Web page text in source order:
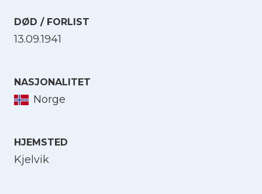
DØD / FORLIST
13.09.1941
NASJONALITET
Norge
HJEMSTED
Kjelvik